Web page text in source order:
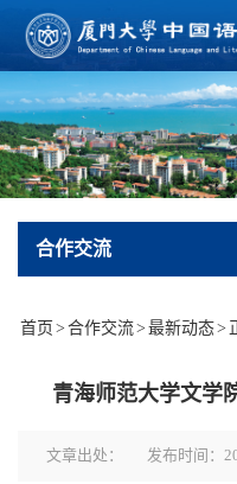
合作交流
首页 > 合作交流> 最新动态>
青海师范大学文学
文章出处： 发布时间：